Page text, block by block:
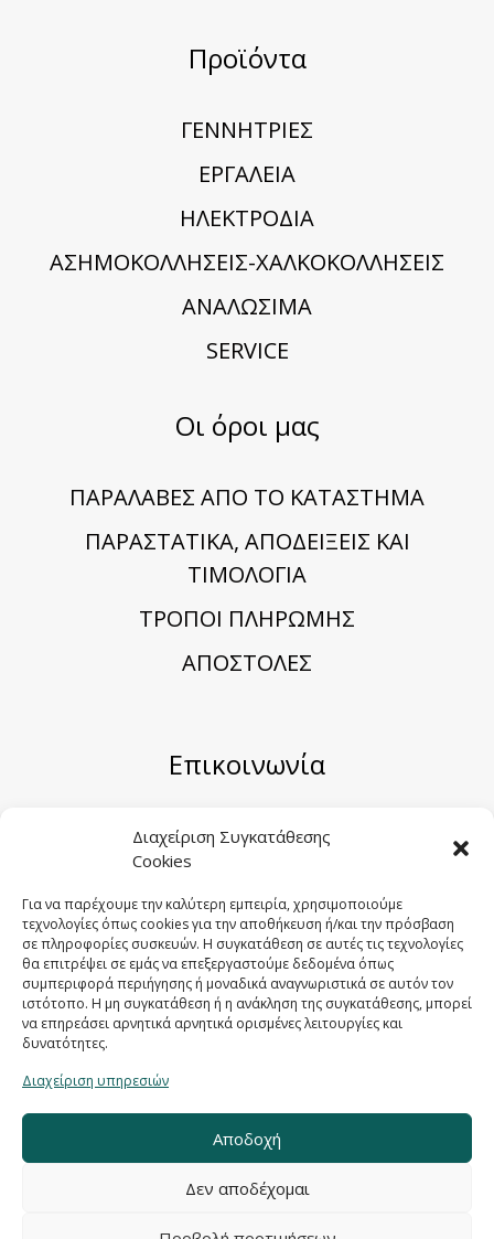
Διαχείριση Συγκατάθεσης
Cookies
Για να παρέχουμε την καλύτερη εμπειρία, χρησιμοποιούμε
τεχνολογίες όπως cookies για την αποθήκευση ή/και την πρόσβαση
σε πληροφορίες συσκευών. Η συγκατάθεση σε αυτές τις τεχνολογίες
θα επιτρέψει σε εμάς να επεξεργαστούμε δεδομένα όπως
συμπεριφορά περιήγησης ή μοναδικά αναγνωριστικά σε αυτόν τον
ιστότοπο. Η μη συγκατάθεση ή η ανάκληση της συγκατάθεσης, μπορεί
να επηρεάσει αρνητικά αρνητικά ορισμένες λειτουργίες και
δυνατότητες.
Διαχείριση υπηρεσιών
Αποδοχή
Δεν αποδέχομαι
Προϊόντα
ΓΕΝΝΗΤΡΙΕΣ
ΕΡΓΑΛΕΙΑ
ΗΛΕΚΤΡΟΔΙΑ
ΑΣΗΜΟΚΟΛΛΗΣΕΙΣ-ΧΑΛΚΟΚΟΛΛΗΣΕΙΣ
ΑΝΑΛΩΣΙΜΑ
SERVICE
Οι όροι μας
ΠΑΡΑΛΑΒΕΣ ΑΠΟ ΤΟ ΚΑΤΑΣΤΗΜΑ
ΠΑΡΑΣΤΑΤΙΚΑ, ΑΠΟΔΕΙΞΕΙΣ ΚΑΙ
ΤΙΜΟΛΟΓΙΑ
TΡΟΠΟΙ ΠΛΗΡΩΜΗΣ
ΑΠΟΣΤΟΛΕΣ
Επικοινωνία
Μηριόνου 5-7, Αθήνα 104 41
Email:sales@sygometal.gr
Τηλέφωνο: (+30) 210 3456062 / (+30) 210
3456025
Fax: (+30) 210 3456422